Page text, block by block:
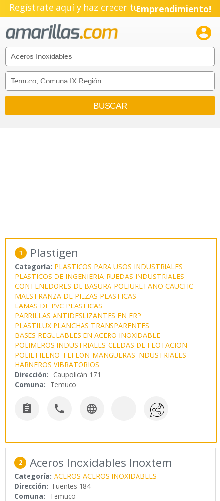
Regístrate aquí y haz crecer tuEmprendimiento!

1 Plastigen
Categoría: PLASTICOS PARA USOS INDUSTRIALES
PLASTICOS DE INGENIERIA RUEDAS INDUSTRIALES
CONTENEDORES DE BASURA POLIURETANO CAUCHO
MAESTRANZA DE PIEZAS PLASTICAS
LAMAS DE PVC PLASTICAS
PARRILLAS ANTIDESLIZANTES EN FRP
PLASTILUX PLANCHAS TRANSPARENTES
BASES REGULABLES EN ACERO INOXIDABLE
POLIMEROS INDUSTRIALES CELDAS DE FLOTACION
POLIETILENO TEFLON MANGUERAS INDUSTRIALES
HARNEROS VIBRATORIOS
Dirección: Caupolicán 171
Comuna: Temuco
  
2 Aceros Inoxidables Inoxtem
Categoría: ACEROS ACEROS INOXIDABLES
Dirección: Fuentes 184
Comuna: Temuco